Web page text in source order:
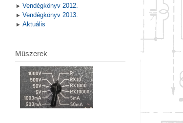
Vendégkönyv 2012.
Vendégkönyv 2013.
Aktuális
Műszerek